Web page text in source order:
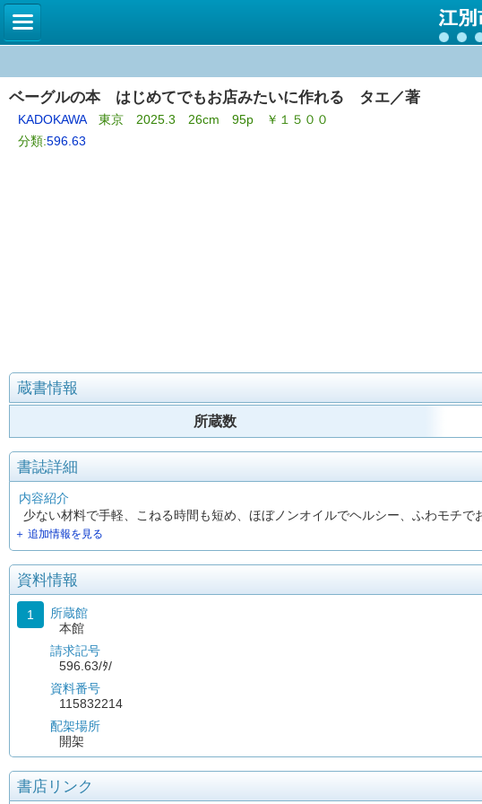
ベーグルの本 はじめてでもお店みたいに作れる タエ／著
KADOKAWA東京 2025.3 26cm 95p ￥１５００
分類:596.63
蔵書情報
所蔵数
書誌詳細
内容紹介
少ない材料で手軽、こねる時間も短め、ほぼノンオイルでヘルシー、ふわモチ
＋ 追加情報を見る
資料情報
1
所蔵館
本館
請求記号
596.63/ﾀ/
資料番号
115832214
配架場所
開架
書店リンク